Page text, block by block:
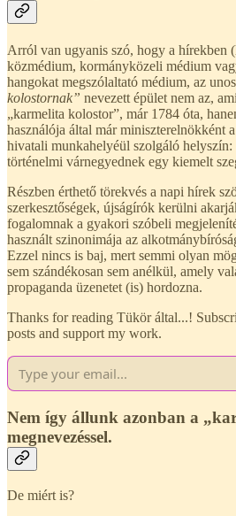
Arról van ugyanis szó, hogy a hírekben
közmédium, kormányközeli médium
hangokat megszólaltató médium, az
kolostornak” nevezett épület nem az,
„karmelita kolostor”, már 1784 óta,
használója által már miniszterelnökként
hivatali munkahelyéül szolgáló helyszín:
történelmi várnegyednek egy kiemelt
Részben érthető törekvés a napi hírek
szerkesztőségek, újságírók kerülni
fogalomnak a gyakori szóbeli
használt szinonimája az
Ezzel nincs is baj, mert semmi olyan
sem szándékosan sem anélkül, amely
propaganda üzenetet (is) hordozna.
Thanks for reading Tükör által...!
posts and support my work.
Nem így állunk azonban a
megnevezéssel.
De miért is?